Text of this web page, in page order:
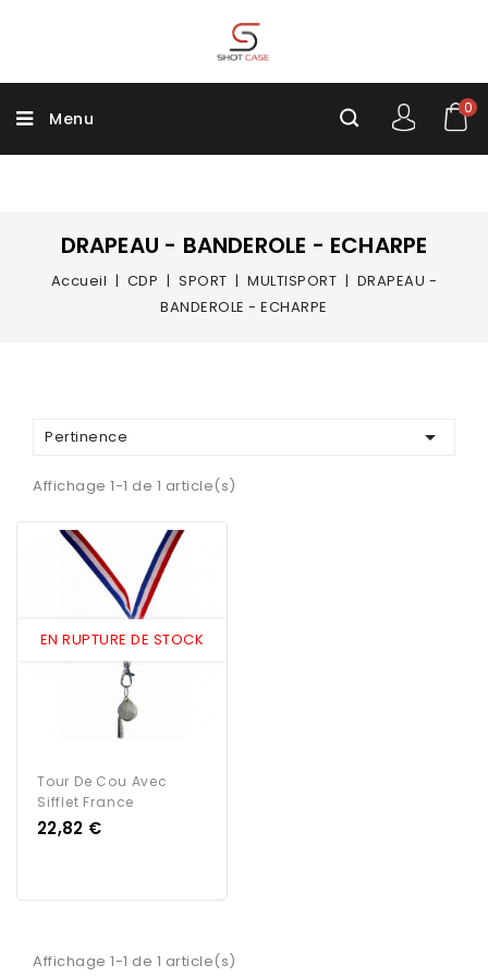
Menu
0
DRAPEAU - BANDEROLE - ECHARPE
Accueil CDP SPORT MULTISPORT
DRAPEAU -
BANDEROLE - ECHARPE
Pertinence 
Affichage 1-1 de 1 article(s)
EN RUPTURE DE STOCK
Tour De Cou Avec
Sifflet France
Prix
22,82 €
Affichage 1-1 de 1 article(s)